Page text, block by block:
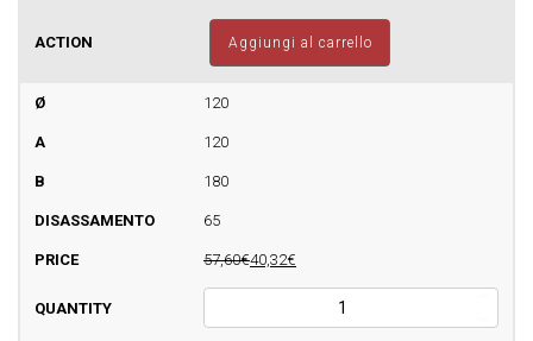
canne
fumarie
parete
quantità
Aggiungi al carrello
120
120
180
65
57,60€40,32€
regolabile